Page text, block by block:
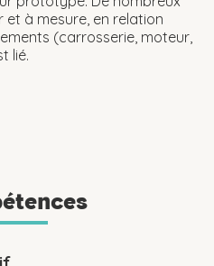
à mesure, en relation
(carrosserie, moteur,
lié.